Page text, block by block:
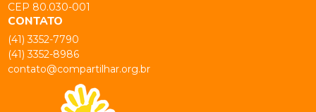
CEP 80.030-001
CONTATO
(41) 3352-7790
(41) 3352-8986
contato@compartilhar.org.br